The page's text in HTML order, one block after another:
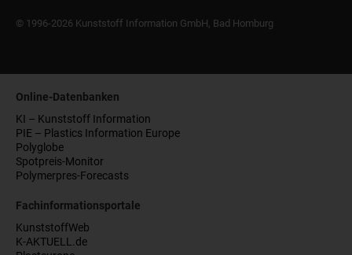
© 1996-2026 Kunststoff Information GmbH, Bad Homburg
Online-Datenbanken
KI – Kunststoff Information
PIE – Plastics Information Europe
Polyglobe
Spotpreis-Monitor
Polymerpres-Forecasts
Fachinformationsportale
KunststoffWeb
K-AKTUELL.de